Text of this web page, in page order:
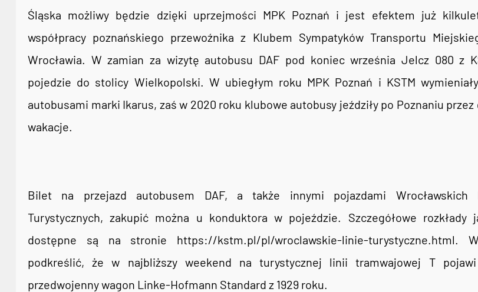
Śląska możliwy będzie dzięki uprzejmości MPK Poznań i jest efektem już
współpracy poznańskiego przewoźnika z Klubem Sympatyków Transportu
Wrocławia. W zamian za wizytę autobusu DAF pod koniec września Jelcz 080 z
pojedzie do stolicy Wielkopolski. W ubiegłym roku MPK Poznań i KSTM
autobusami marki Ikarus, zaś w 2020 roku klubowe autobusy jeździły po Poznaniu przez
wakacje.
Bilet na przejazd autobusem DAF, a także innymi pojazdami Wrocławskich
Turystycznych, zakupić można u konduktora w pojeździe. Szczegółowe rozkłady
dostępne są na stronie https://kstm.pl/pl/wroclawskie-linie-turystyczne.html.
podkreślić, że w najbliższy weekend na turystycznej linii tramwajowej T
przedwojenny wagon Linke-Hofmann Standard z 1929 roku.